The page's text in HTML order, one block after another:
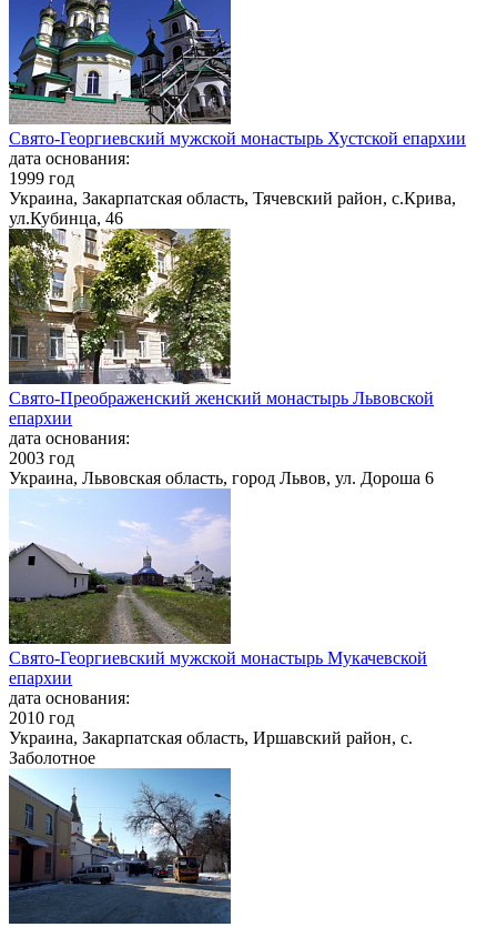
Свято-Георгиевский мужской монастырь Хустской епархии
дата основания:
1999 год
Украина, Закарпатская область, Тячевский район, с.Крива,
ул.Кубинца, 46
Свято-Преображенский женский монастырь Львовской
епархии
дата основания:
2003 год
Украина, Львовская область, город Львов, ул. Дороша 6
Свято-Георгиевский мужской монастырь Мукачевской
епархии
дата основания:
2010 год
Украина, Закарпатская область, Иршавский район, с.
Заболотное